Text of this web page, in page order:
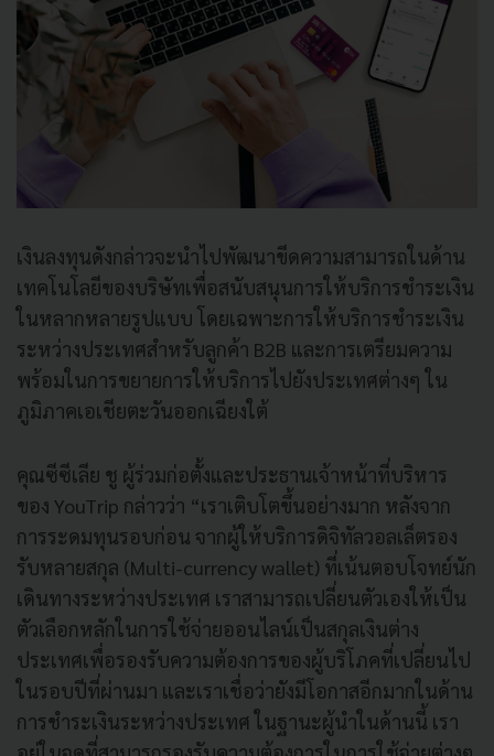
เงินลงทุนดังกล่าวจะนำไปพัฒนาขีดความสามารถในด้าน
เทคโนโลยีของบริษัทเพื่อสนับสนุนการให้บริการชำระเงิน
ในหลากหลายรูปแบบ โดยเฉพาะการให้บริการชำระเงิน
ระหว่างประเทศสำหรับลูกค้า B2B และการเตรียมความ
พร้อมในการขยายการให้บริการไปยังประเทศต่างๆ ใน
ภูมิภาคเอเชียตะวันออกเฉียงใต้
คุณซีซีเลีย ชู ผู้ร่วมก่อตั้งและประธานเจ้าหน้าที่บริหาร
ของ YouTrip กล่าวว่า “เราเติบโตขึ้นอย่างมาก หลังจาก
การระดมทุนรอบก่อน จากผู้ให้บริการดิจิทัลวอลเล็ตรอง
รับหลายสกุล (Multi-currency wallet) ที่เน้นตอบโจทย์นัก
เดินทางระหว่างประเทศ เราสามารถเปลี่ยนตัวเองให้เป็น
ตัวเลือกหลักในการใช้จ่ายออนไลน์เป็นสกุลเงินต่าง
ประเทศเพื่อรองรับความต้องการของผู้บริโภคที่เปลี่ยนไป
ในรอบปีที่ผ่านมา และเราเชื่อว่ายังมีโอกาสอีกมากในด้าน
การชำระเงินระหว่างประเทศ ในฐานะผู้นำในด้านนี้ เรา